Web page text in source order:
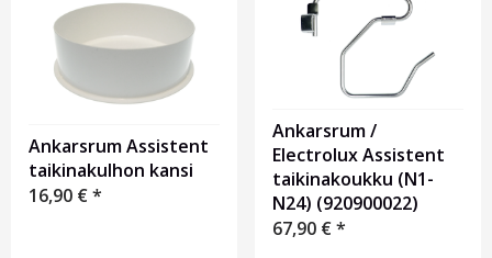
Ankarsrum Assistent
taikinakulhon kansi
16,90 €*
Ankarsrum /
Electrolux Assistent
taikinakoukku (N1-
N24) (920900022)
67,90 €*